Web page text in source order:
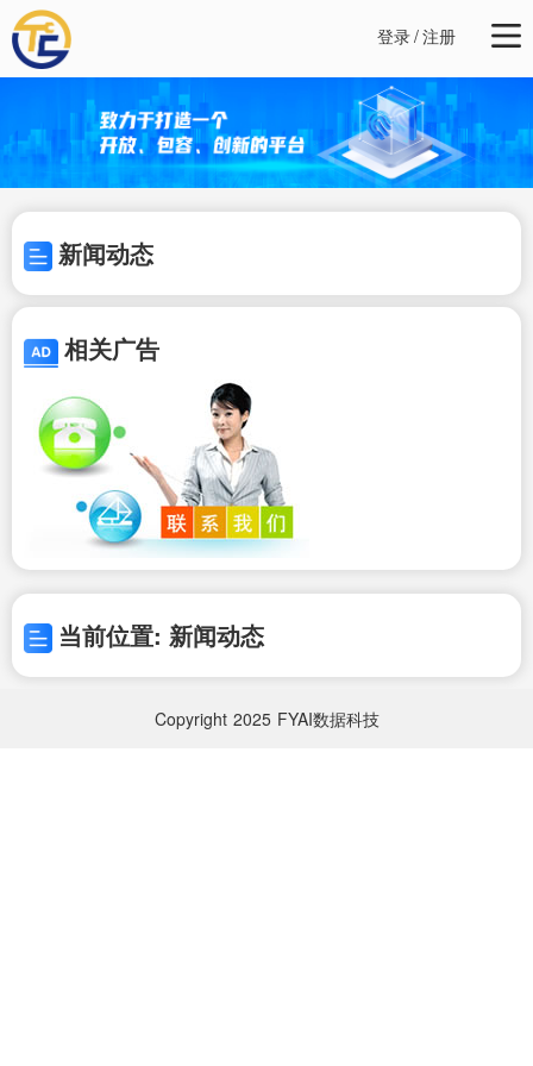
登录/注册
新闻动态
相关广告
当前位置: 新闻动态
Copyright 2025 FYAI数据科技